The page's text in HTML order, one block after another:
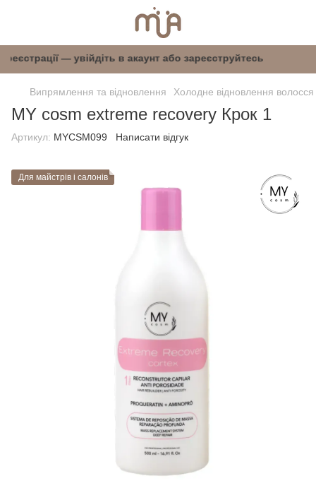
реєстрації — увійдіть в акаунт або
Випрямлення та відновлення Холодне відновлення волосся
MY cosm extreme recovery Крок 1
Артикул: MYCSM099 Написати відгук
Для майстрів і салонів